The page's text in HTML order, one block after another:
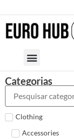
Categorias
Clothing
Accessories